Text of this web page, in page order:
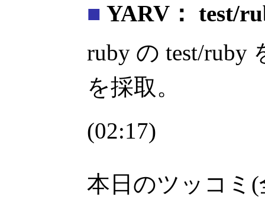
■ YARV： test/
ruby の test/ruby
を採取。
(02:17)
本日のツッコミ(